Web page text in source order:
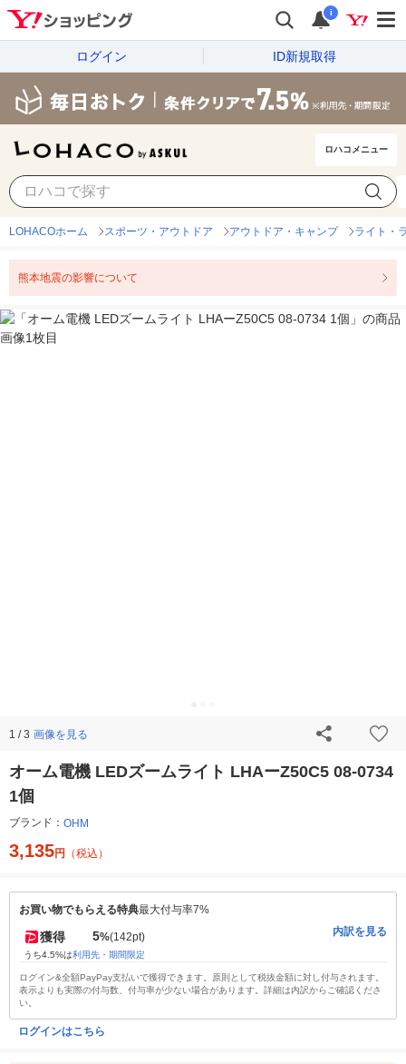
i
ログイン ID新規取得
ロハコメニュー
LOHACOホーム スポーツ・アウトドア アウトドア・キャンプ ライト・
熊本地震の影響について
1 / 3 画像を見る
オーム電機 LEDズームライト LHAーZ50C5 08-0734
1個
ブランド： OHM
3,135円 （税込）
お買い物でもらえる特典最大付与率7%
獲得 5%(142pt)
うち4.5%は利用先・期間限定
内訳を見る
ログイン&全額PayPay支払いで獲得できます。原則として税抜金額に対し付与されます。
表示よりも実際の付与数、付与率が少ない場合があります。詳細は内訳からご確認くださ
い。
ログインはこちら